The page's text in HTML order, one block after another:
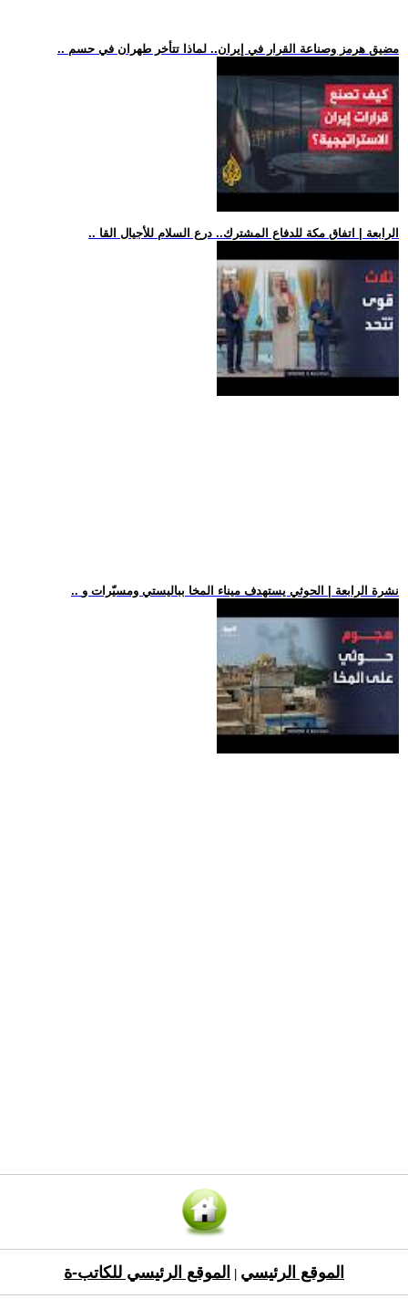
.. مضيق هرمز وصناعة القرار في إيران.. لماذا تتأخر طهران في حسم
.. الرابعة | اتفاق مكة للدفاع المشترك.. درع السلام للأجيال القا
.. نشرة الرابعة | الحوثي يستهدف ميناء المخا بباليستي ومسيّرات و
الموقع الرئيسي الموقع الرئيسي للكاتب-ة